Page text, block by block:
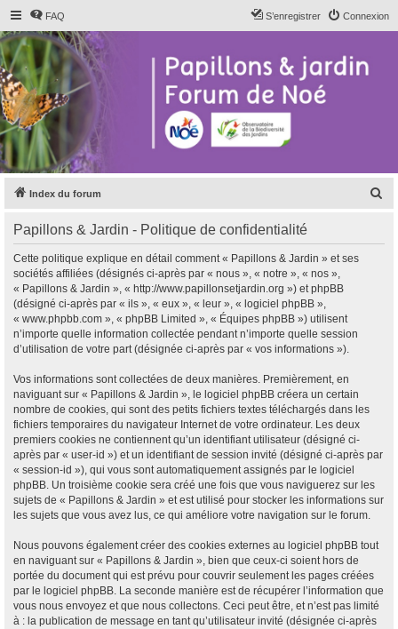
FAQ Connexion
S’enregistrer
Index du forum
Papillons & Jardin - Politique de confidentialité
Cette politique explique en détail comment « Papillons & Jardin » et ses
sociétés affiliées (désignés ci-après par « nous », « notre », « nos »,
« Papillons & Jardin », « http://www.papillonsetjardin.org ») et phpBB
(désigné ci-après par « ils », « eux », « leur », « logiciel phpBB »,
« www.phpbb.com », « phpBB Limited », « Équipes phpBB ») utilisent
n’importe quelle information collectée pendant n’importe quelle session
d’utilisation de votre part (désignée ci-après par « vos informations »).
Vos informations sont collectées de deux manières. Premièrement, en
naviguant sur « Papillons & Jardin », le logiciel phpBB créera un certain
nombre de cookies, qui sont des petits fichiers textes téléchargés dans les
fichiers temporaires du navigateur Internet de votre ordinateur. Les deux
premiers cookies ne contiennent qu’un identifiant utilisateur (désigné ci-
après par « user-id ») et un identifiant de session invité (désigné ci-après par
« session-id »), qui vous sont automatiquement assignés par le logiciel
phpBB. Un troisième cookie sera créé une fois que vous naviguerez sur les
sujets de « Papillons & Jardin » et est utilisé pour stocker les informations sur
les sujets que vous avez lus, ce qui améliore votre navigation sur le forum.
Nous pouvons également créer des cookies externes au logiciel phpBB tout
en naviguant sur « Papillons & Jardin », bien que ceux-ci soient hors de
portée du document qui est prévu pour couvrir seulement les pages créées
par le logiciel phpBB. La seconde manière est de récupérer l’information que
vous nous envoyez et que nous collectons. Ceci peut être, et n’est pas limité
à : la publication de message en tant qu’utilisateur invité (désignée ci-après